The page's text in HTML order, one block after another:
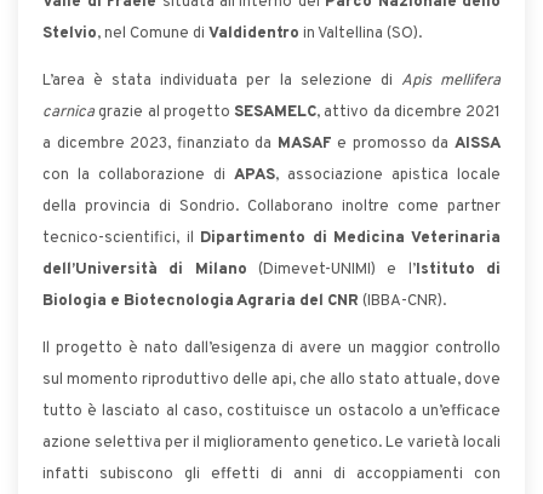
Stelvio, nel Comune di Valdidentro in Valtellina (SO).
L’area è stata individuata per la selezione di Apis mellifera
carnicagrazie al progetto SESAMELC, attivo da dicembre 2021
a dicembre 2023, finanziato da MASAF e promosso daAISSA
con la collaborazione di APAS, associazione apistica locale
della provincia di Sondrio. Collaborano inoltre come partner
tecnico-scientifici, il Dipartimento di Medicina Veterinaria
dell’Università di Milano (Dimevet-UNIMI) e l’Istituto di
Biologia e Biotecnologia Agraria del CNR (IBBA-CNR).
Il progetto è nato dall’esigenza di avere un maggior controllo
sul momento riproduttivo delle api, che allo stato attuale, dove
tutto è lasciato al caso, costituisce un ostacolo a un’efficace
azione selettiva per il miglioramento genetico. Le varietà locali
infatti subiscono gli effetti di anni di accoppiamenti con